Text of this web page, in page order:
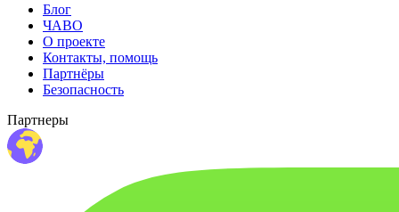
Блог
ЧАВО
О проекте
Контакты, помощь
Партнёры
Безопасность
Партнеры